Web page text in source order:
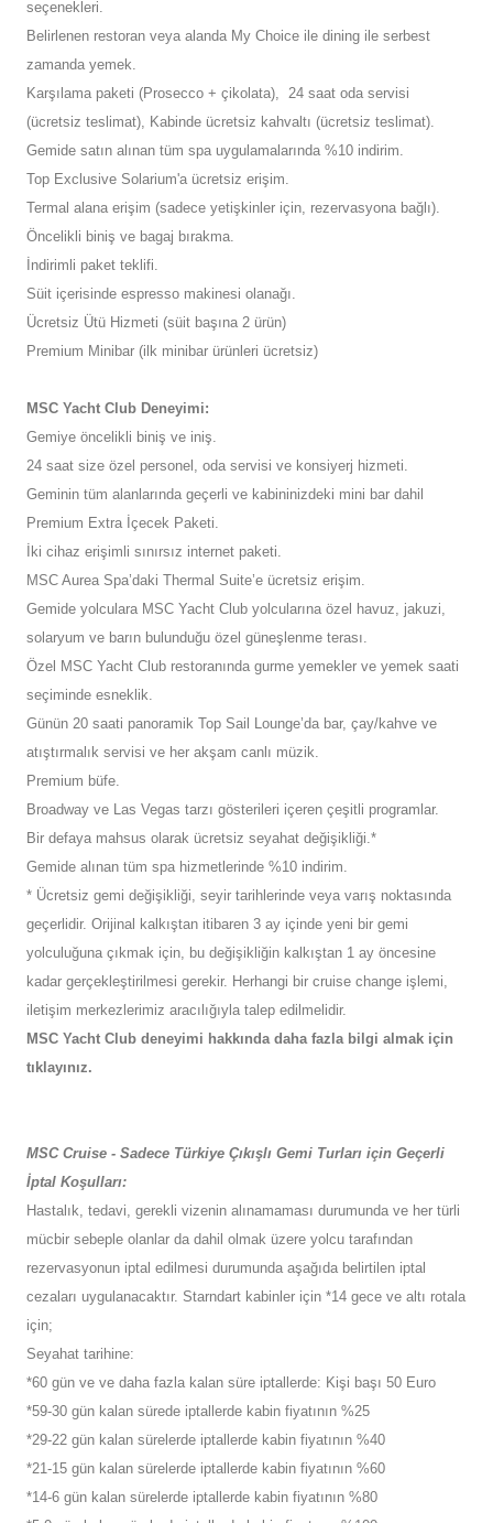
seçenekleri.
Belirlenen restoran veya alanda My Choice ile dining ile serbest
zamanda yemek.
Karşılama paketi (Prosecco + çikolata), 24 saat oda servisi
(ücretsiz teslimat), Kabinde ücretsiz kahvaltı (ücretsiz teslimat).
Gemide satın alınan tüm spa uygulamalarında %10 indirim.
Top Exclusive Solarium'a ücretsiz erişim.
Termal alana erişim (sadece yetişkinler için, rezervasyona bağlı).
Öncelikli biniş ve bagaj bırakma.
İndirimli paket teklifi.
Süit içerisinde espresso makinesi olanağı.
Ücretsiz Ütü Hizmeti (süit başına 2 ürün)
Premium Minibar (ilk minibar ürünleri ücretsiz)
MSC Yacht Club Deneyimi:
Gemiye öncelikli biniş ve iniş.
24 saat size özel personel, oda servisi ve konsiyerj hizmeti.
Geminin tüm alanlarında geçerli ve kabininizdeki mini bar dahil
Premium Extra İçecek Paketi.
İki cihaz erişimli sınırsız internet paketi.
MSC Aurea Spa’daki Thermal Suite’e ücretsiz erişim.
Gemide yolculara MSC Yacht Club yolcularına özel havuz, jakuzi,
solaryum ve barın bulunduğu özel güneşlenme terası.
Özel MSC Yacht Club restoranında gurme yemekler ve yemek saati
seçiminde esneklik.
Günün 20 saati panoramik Top Sail Lounge’da bar, çay/kahve ve
atıştırmalık servisi ve her akşam canlı müzik.
Premium büfe.
Broadway ve Las Vegas tarzı gösterileri içeren çeşitli programlar.
Bir defaya mahsus olarak ücretsiz seyahat değişikliği.*
Gemide alınan tüm spa hizmetlerinde %10 indirim.
* Ücretsiz gemi değişikliği, seyir tarihlerinde veya varış noktasında
geçerlidir. Orijinal kalkıştan itibaren 3 ay içinde yeni bir gemi
yolculuğuna çıkmak için, bu değişikliğin kalkıştan 1 ay öncesine
kadar gerçekleştirilmesi gerekir. Herhangi bir cruise change işlemi,
iletişim merkezlerimiz aracılığıyla talep edilmelidir.
MSC Yacht Club deneyimi hakkında daha fazla bilgi almak için
tıklayınız.
MSC Cruise - Sadece Türkiye Çıkışlı Gemi Turları için Geçerli
İptal Koşulları:
Hastalık, tedavi, gerekli vizenin alınamaması durumunda ve her türli
mücbir sebeple olanlar da dahil olmak üzere yolcu tarafından
rezervasyonun iptal edilmesi durumunda aşağıda belirtilen iptal
cezaları uygulanacaktır. Starndart kabinler için *14 gece ve altı rotala
için;
Seyahat tarihine:
*60 gün ve ve daha fazla kalan süre iptallerde: Kişi başı 50 Euro
*59-30 gün kalan sürede iptallerde kabin fiyatının %25
*29-22 gün kalan sürelerde iptallerde kabin fiyatının %40
*21-15 gün kalan sürelerde iptallerde kabin fiyatının %60
*14-6 gün kalan sürelerde iptallerde kabin fiyatının %80